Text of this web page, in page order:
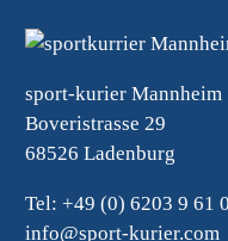
sport-kurier Mannheim
Boveristrasse 29
68526 Ladenburg
Tel: +49 (0) 6203 9 61
info@sport-kurier.com